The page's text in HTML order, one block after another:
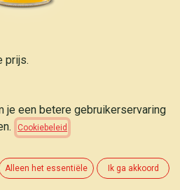
prijs.
bio 33cl
je een betere gebruikerservaring
Cookiebeleid
Alleen het essentiële Ik ga akkoord